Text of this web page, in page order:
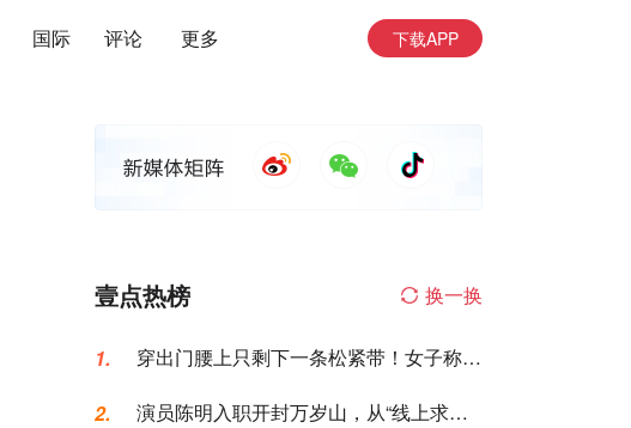
国际 评论 更多 下载APP
壹点热榜 换一换
1.
穿出门腰上只剩下一条松紧带！女子称名
2.
演员陈明入职开封万岁山，从“线上求